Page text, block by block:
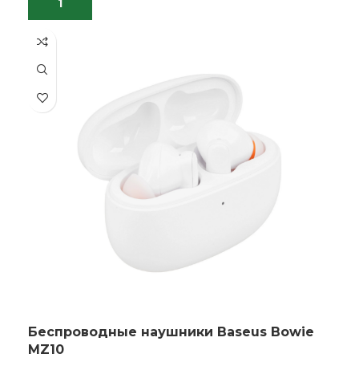
Беспроводные наушники Baseus Bowie
MZ10